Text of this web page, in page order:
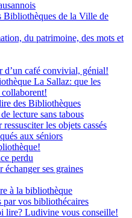
Bibliothèques de la Ville de
du patrimoine, des mots et
d’un café convivial, génial!
La Sallaz: que les
des Bibliothèques
lecture sans tabous
les objets cassés
aux séniors
perdu
ses graines
à la bibliothèque
par vos bibliothécaires
lire? Ludivine vous conseille!